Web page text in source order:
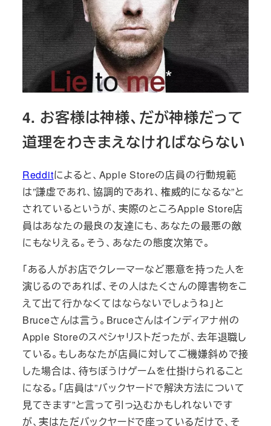
4. お客様は神様、だが神様だって
道理をわきまえなければならない
Redditによると、Apple Storeの店員の行動規範
は”謙虚であれ、協調的であれ、権威的になるな”と
されているというが、実際のところApple Store店
員はあなたの最良の友達にも、あなたの最悪の敵
にもなりえる。そう、あなたの態度次第で。
「ある人がお店でクレーマーなど悪意を持った人を
演じるのであれば、その人はたくさんの障害物をこ
えて出て行かなくてはならないでしょうね」と
Bruceさんは言う。Bruceさんはインディアナ州の
Apple Storeのスペシャリストだったが、去年退職し
ている。もしあなたが店員に対してご機嫌斜めで接
した場合は、待ちぼうけゲームを仕掛けられること
になる。「店員は”バックヤードで解決方法について
見てきます”と言って引っ込むかもしれないです
が、実はただバックヤードで座っているだけで、そ